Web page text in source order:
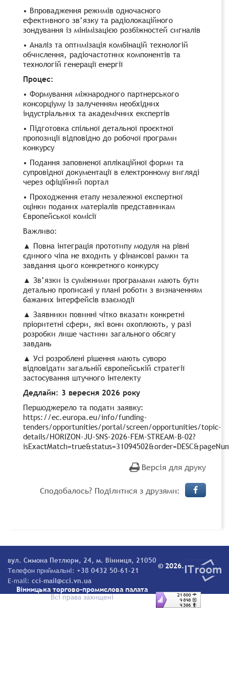
• Впровадження режимів одночасного
ефективного зв’язку та радіолокаційного
зондування із мінімізацією розбіжностей сигналів
• Аналіз та оптимізація комбінацій технологій
обчислення, радіочастотних компонентів та
технологій генерації енергії
Процес:
• Формування міжнародного партнерського
консорціуму із залученням необхідних
індустріальних та академічних експертів
• Підготовка спільної детальної проєктної
пропозиції відповідно до робочої програми
конкурсу
• Подання заповненої аплікаційної форми та
супровідної документації в електронному вигляді
через офіційний портал
• Проходження етапу незалежної експертної
оцінки поданих матеріалів представникам
Європейської комісії
Важливо:
▲ Повна інтеграція прототипу модуля на рівні
єдиного чіпа не входить у фінансові рамки та
завдання цього конкретного конкурсу
▲ Зв’язки із суміжними програмами мають бути
детально прописані у плані роботи з визначенням
бажаних інтерфейсів взаємодії
▲ Заявники повинні чітко вказати конкретні
пріоритетні сфери, які вони охоплюють, у разі
розробки лише частини загального обсягу
завдань
▲ Усі розроблені рішення мають суворо
відповідати загальній європейській стратегії
застосування штучного інтелекту
Дедлайн: 3 вересня 2026 року
Першоджерело та подати заявку:
https://ec.europa.eu/info/funding-
tenders/opportunities/portal/screen/opportunities/topic-
details/HORIZON-JU-SNS-2026-FEM-STREAM-B-02?
Версія для друку
Сподобалось? Поділитися з друзями:
вул. Симона Петлюри, 24, м. Вінниця, 21050
Телефон приймальні: +38 0432 50-61-21
E-mail: cci-mail@cci.vn.ua
© 2026.
Вінницька торгово-промислова палата
Всі права захищені